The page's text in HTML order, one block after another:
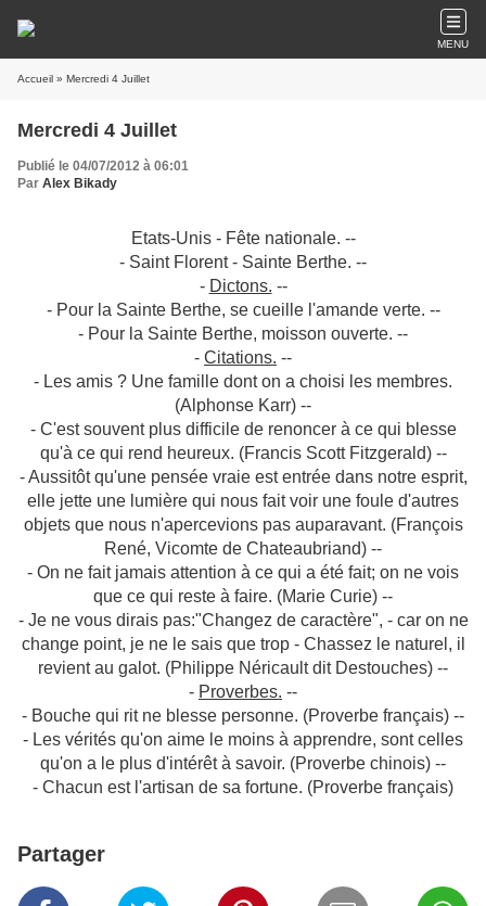
MENU
Accueil » Mercredi 4 Juillet
Mercredi 4 Juillet
Publié le 04/07/2012 à 06:01
Par Alex Bikady
Etats-Unis - Fête nationale. --
- Saint Florent - Sainte Berthe. --
- Dictons. --
- Pour la Sainte Berthe, se cueille l'amande verte. --
- Pour la Sainte Berthe, moisson ouverte. --
- Citations. --
- Les amis ? Une famille dont on a choisi les membres.
(Alphonse Karr) --
- C'est souvent plus difficile de renoncer à ce qui blesse
qu'à ce qui rend heureux. (Francis Scott Fitzgerald) --
- Aussitôt qu'une pensée vraie est entrée dans notre esprit,
elle jette une lumière qui nous fait voir une foule d'autres
objets que nous n'apercevions pas auparavant. (François
René, Vicomte de Chateaubriand) --
- On ne fait jamais attention à ce qui a été fait; on ne vois
que ce qui reste à faire. (Marie Curie) --
- Je ne vous dirais pas:"Changez de caractère", - car on ne
change point, je ne le sais que trop - Chassez le naturel, il
revient au galot. (Philippe Néricault dit Destouches) --
- Proverbes. --
- Bouche qui rit ne blesse personne. (Proverbe français) --
- Les vérités qu'on aime le moins à apprendre, sont celles
qu'on a le plus d'intérêt à savoir. (Proverbe chinois) --
- Chacun est l'artisan de sa fortune. (Proverbe français)
Partager